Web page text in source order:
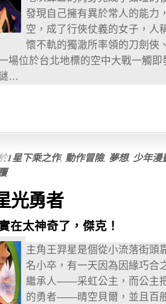
發現自己擁有異於常人的能力
空，成了行俠仗義的女子，人
懷不軌的獨澈所率領的刀劍俠
場位於台北地標的空中大戰一觸
…
1星下乘之作, 動作冒險, 夢想, 少年漫
光勇者
在太神奇了，傑克！
主角王羿星是個從小流落街頭
名小卒，有一天因為因緣巧合
繼承人——采虹公主，而公主
的勇者——晴空貝爾，並且百